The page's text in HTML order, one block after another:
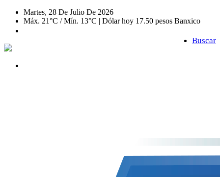
Martes, 28 De Julio De 2026
Máx. 21°C / Mín. 13°C | Dólar hoy 17.50 pesos Banxico
Buscar